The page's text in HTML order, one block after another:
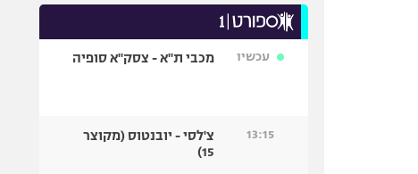
עכשיו מכבי ת"א - צסק"א סופיה
13:15
צ'לסי - יובנטוס (מקוצר
15)